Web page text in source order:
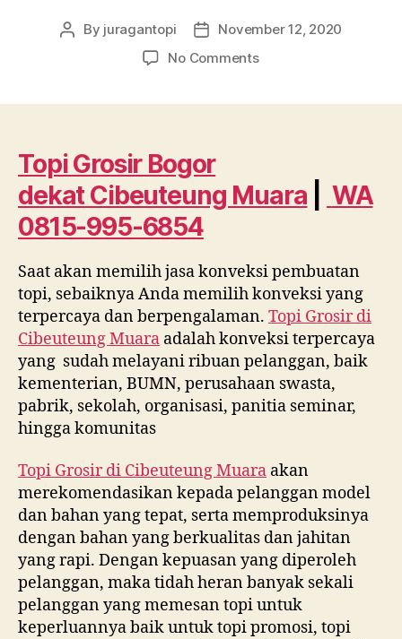
Post
By juragantopi
PostNovember 12, 2020
No Commentson
WA
Topi Grosir Bogor
dekat Cibeuteung Muara
WA
0815-995-6854
Saat akan memilih jasa konveksi pembuatan
topi, sebaiknya Anda memilih konveksi yang
terpercaya dan berpengalaman. Topi Grosir di
Cibeuteung Muara adalah konveksi terpercaya
yang sudah melayani ribuan pelanggan, baik
kementerian, BUMN, perusahaan swasta,
pabrik, sekolah, organisasi, panitia seminar,
hingga komunitas
Topi Grosir di Cibeuteung Muara akan
merekomendasikan kepada pelanggan model
dan bahan yang tepat, serta memproduksinya
dengan bahan yang berkualitas dan jahitan
yang rapi. Dengan kepuasan yang diperoleh
pelanggan, maka tidah heran banyak sekali
pelanggan yang memesan topi untuk
keperluannya baik untuk topi promosi, topi